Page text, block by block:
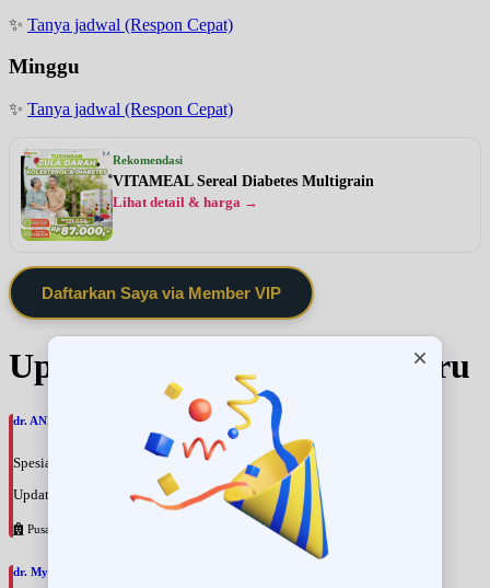
✨ Tanya jadwal (Respon Cepat)
Minggu
✨ Tanya jadwal (Respon Cepat)
Rekomendasi
VITAMEAL Sereal Diabetes Multigrain
Lihat detail & harga →
Daftarkan Saya via Member VIP
Update Jadwal Dokter terbaru
dr. ANNA ARIANE, SpPDKR
Spesialis: Penyakit Dalam
Update terakhir: 2026-08-09 17:28:07
Pusat Pertamina
dr. Myrna Martinus, SpPDKEMD